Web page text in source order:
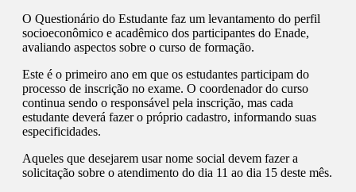
O Questionário do Estudante faz um levantamento do perfil
socioeconômico e acadêmico dos participantes do Enade,
avaliando aspectos sobre o curso de formação.
Este é o primeiro ano em que os estudantes participam do
processo de inscrição no exame. O coordenador do curso
continua sendo o responsável pela inscrição, mas cada
estudante deverá fazer o próprio cadastro, informando suas
especificidades.
Aqueles que desejarem usar nome social devem fazer a
solicitação sobre o atendimento do dia 11 ao dia 15 deste mês.